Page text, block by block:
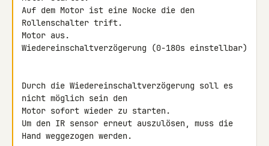
Auf dem Motor ist eine Nocke die den
Rollenschalter trift.
Motor aus.
Wiedereinschaltverzögerung (0-180s einstellbar)
Durch die Wiedereinschaltverzögerung soll es
nicht möglich sein den
Motor sofort wieder zu starten.
Um den IR sensor erneut auszulösen, muss die
Hand weggezogen werden.